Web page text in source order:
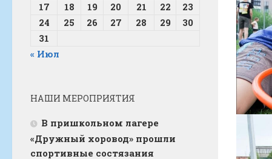
17
18 19 20 21 22
23
24
25 26 27 28 29
30
31
« Июл
НАШИ МЕРОПРИЯТИЯ
В пришкольном лагере
«Дружный хоровод» прошли
спортивные состязания